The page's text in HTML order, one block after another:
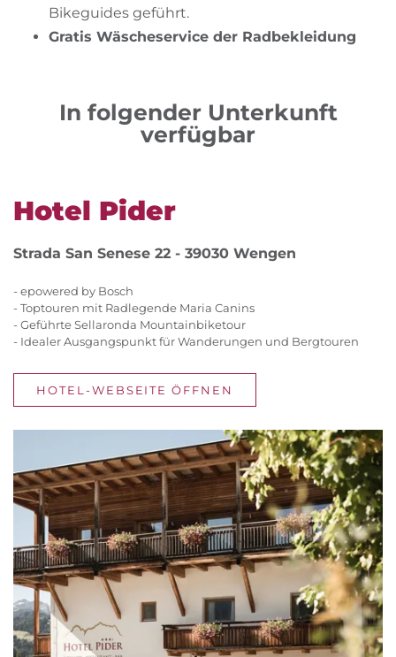
Bikeguides geführt.
Gratis Wäscheservice der Radbekleidung
In folgender Unterkunft
verfügbar
Hotel Pider
Strada San Senese 22 - 39030 Wengen
- epowered by Bosch
- Toptouren mit Radlegende Maria Canins
- Geführte Sellaronda Mountainbiketour
- Idealer Ausgangspunkt für Wanderungen und Bergtouren
HOTEL-WEBSEITE ÖFFNEN